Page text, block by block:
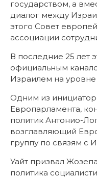
государством, а
диалог между
этого Совет
ассоциации
В последние 25 лет
официальным
Израилем на
Одним из
Европарламента,
политик Антонио-
возглавляющий
группу по связям с
Уайт призвал
политика